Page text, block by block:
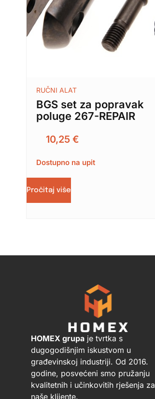
RUČNI ALAT
BGS set za popravak
poluge 267-REPAIR
10,25 €
Dostupno na upit
Pročitaj više
HOMEX grupaje tvrtka s
dugogodišnjim iskustvom u
građevinskoj industriji. Od 2016.
godine, posvećeni smo pružanju
kvalitetnih i učinkovitih rješenja za
naše klijente.